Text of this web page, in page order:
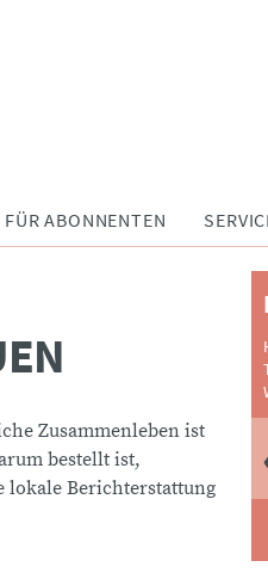
FÜR ABONNENTEN
Zusammenleben ist
bestellt ist,
lokale Berichterstattung